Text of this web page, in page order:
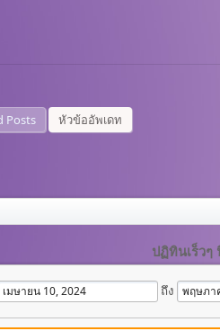
Posts หัวข้ออัพเดท
ปฏิทินเร็วๆ
ถึง